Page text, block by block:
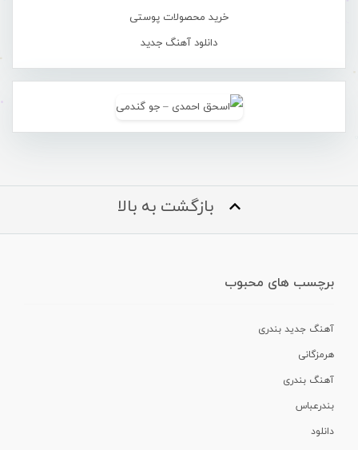
خرید محصولات پوستی
دانلود آهنگ جدید
بازگشت به بالا
برچسب های محبوب
آهنگ جدید بندری
هرمزگانی
آهنگ بندری
بندرعباس
دانلود